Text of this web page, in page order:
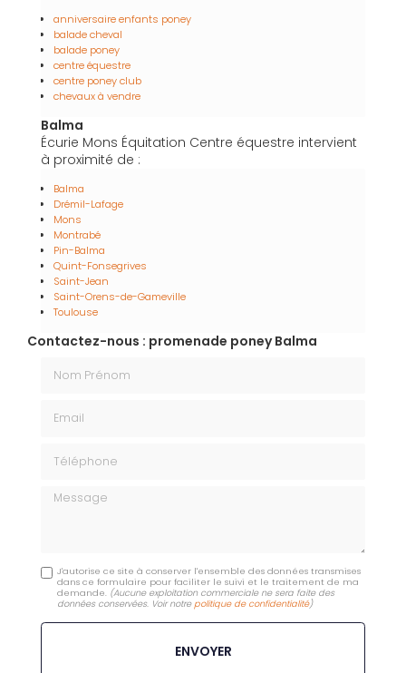
anniversaire enfants poney
balade cheval
balade poney
centre équestre
centre poney club
chevaux à vendre
Balma
Écurie Mons Équitation Centre équestre intervient
à proximité de :
Balma
Drémil-Lafage
Mons
Montrabé
Pin-Balma
Quint-Fonsegrives
Saint-Jean
Saint-Orens-de-Gameville
Toulouse
Contactez-nous : promenade poney Balma
Message
J'autorise ce site à conserver l'ensemble des données transmises
dans ce formulaire pour faciliter le suivi et le traitement de ma
demande. (Aucune exploitation commerciale ne sera faite des
données conservées. Voir notrepolitique de confidentialité)